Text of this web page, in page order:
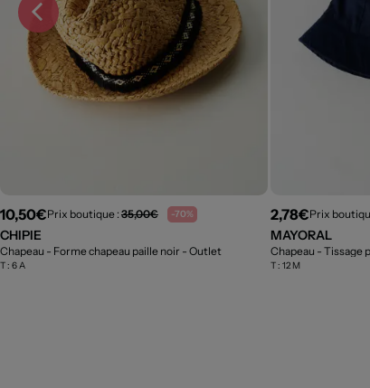
10,50€Prix boutique : 35,00€ -70%
CHIPIE
Chapeau - Forme chapeau paille noir - Outlet
T : 6 A
2,78€Prix
MAYORAL
Chapeau - Tissage
T : 12 M